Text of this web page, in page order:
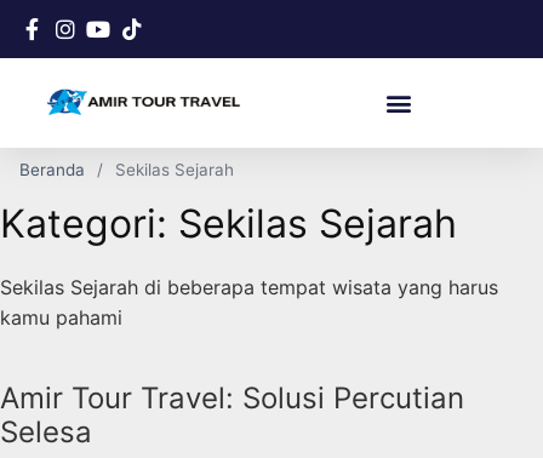
Beranda Sekilas Sejarah
Kategori: Sekilas Sejarah
Sekilas Sejarah di beberapa tempat wisata yang harus
kamu pahami
Amir Tour Travel: Solusi Percutian
Selesa